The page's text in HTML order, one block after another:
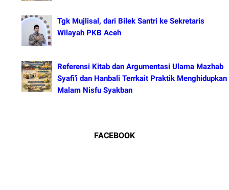
Tgk Mujlisal, dari Bilek Santri ke Sekretaris
Wilayah PKB Aceh
Referensi Kitab dan Argumentasi Ulama Mazhab
Syafi'i dan Hanbali Terrkait Praktik Menghidupkan
Malam Nisfu Syakban
FACEBOOK